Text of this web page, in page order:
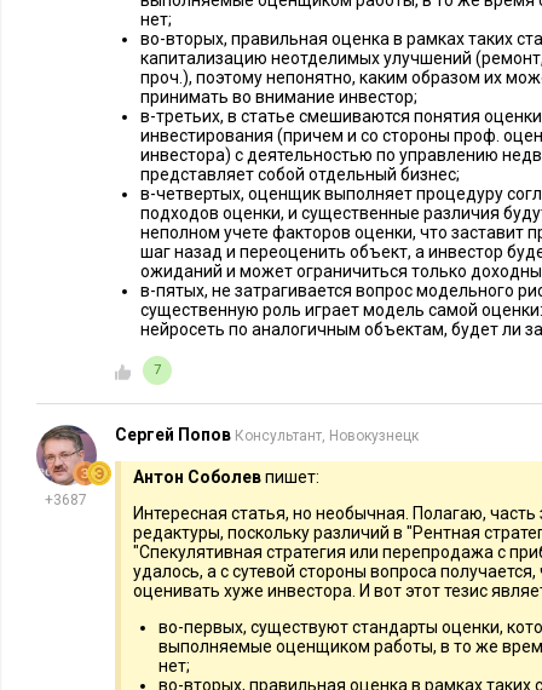
Проблема в том, что ставка капитализации может
по одному и тому же сегменту недвижимости некоторые
указывают диапазон для ставки капитализации 7-8%,
огромному разбросу итоговой стоимости. Такие различия
восприятие инвесторами привлекательности сделки.
Различия в стоимости также зависят от того, что
предложенную аналитиками, или рассчитанную
понимать, что инвестор ориентируется непосредственно
Разница в оценке объектов: реальные кейсы
Рассмотрим несколько примеров из практики, как
оценщиков приводят к расхождениям в оценке стоимости
Флиппинг жилой недвижимости
Ситуация: инвестор приобретает квартиру в
рыночной стоимости, делает ремонт и продает ее с
Как оценивает объект оценщик? Ориентируется на
квартир в районе, учитывая состояние и метраж.
ремонт и дизайнерские решения повышают
нет;
во-вторых, правильная оценка в рамках таких
капитализацию неотделимых улучшений
проч.), поэтому непонятно, каким образом их
принимать во внимание инвестор;
в-третьих, в статье смешиваются понятия
инвестирования (причем и со стороны проф.
инвестора) с деятельностью по управлению
представляет собой отдельный бизнес;
в-четвертых, оценщик выполняет процедуру
подходов оценки, и существенные различия
неполном учете факторов оценки, что заставит
шаг назад и переоценить объект, а инвестор
ожиданий и может ограничиться только
в-пятых, не затрагивается вопрос модельного
существенную роль играет модель самой оценки:
нейросеть по аналогичным объектам, будет ли
7
+3687
Сергей Попов Консультант, Новокузнецк
Антон Соболевпишет:
Интересная статья, но необычная. Полагаю,
редактуры, поскольку различий в "Рентная
"Спекулятивная стратегия или перепродажа с
удалось, а с сутевой стороны вопроса
оценивать хуже инвестора. И вот этот тезис
во-первых, существуют стандарты оценки,
выполняемые оценщиком работы, в то же
нет;
во-вторых, правильная оценка в рамках таких